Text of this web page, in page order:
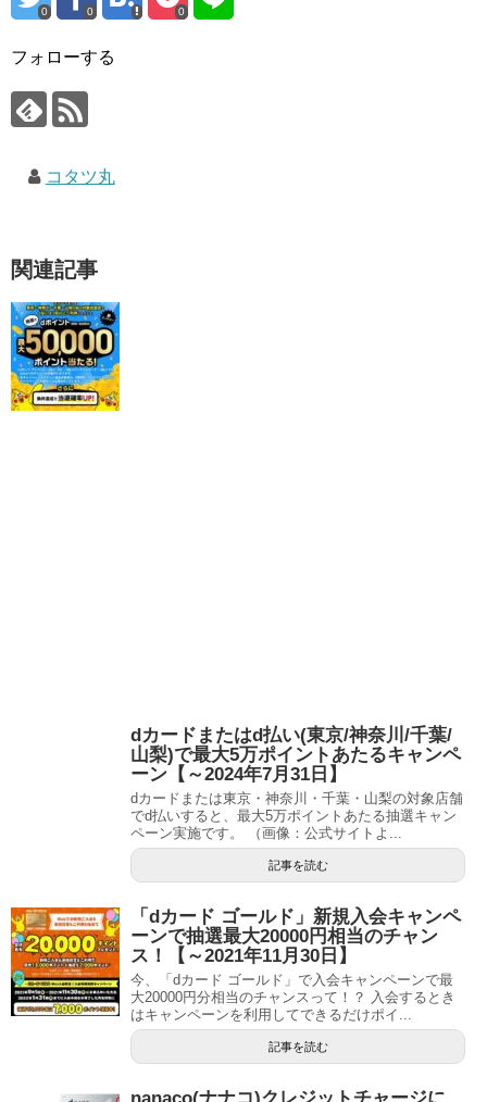
0 0 0
フォローする
コタツ丸
関連記事
dカードまたはd払い(東京/神奈川/千葉/
山梨)で最大5万ポイントあたるキャンペ
ーン【～2024年7月31日】
dカードまたは東京・神奈川・千葉・山梨の対象店舗
でd払いすると、最大5万ポイントあたる抽選キャン
ペーン実施です。 （画像：公式サイトよ...
記事を読む
「dカード ゴールド」新規入会キャンペ
ーンで抽選最大20000円相当のチャン
ス！【～2021年11月30日】
今、「dカード ゴールド」で入会キャンペーンで最
大20000円分相当のチャンスって！？ 入会するとき
はキャンペーンを利用してできるだけポイ...
記事を読む